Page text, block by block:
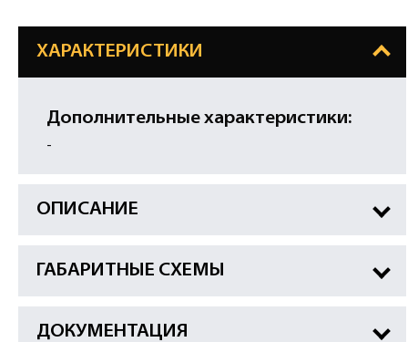
ХАРАКТЕРИСТИКИ
Дополнительные характеристики:
-
ОПИСАНИЕ
ГАБАРИТНЫЕ СХЕМЫ
ДОКУМЕНТАЦИЯ